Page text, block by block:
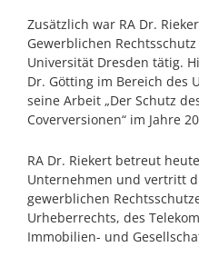
Zusätzlich war RA Dr.
Gewerblichen
Universität Dresden tätig.
Dr. Götting im Bereich des
seine Arbeit „Der Schutz
Coverversionen“ im Jahre
RA Dr. Riekert betreut
Unternehmen und vertritt
gewerblichen
Urheberrechts, des
Immobilien- und